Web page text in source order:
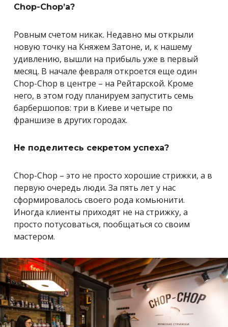
Chop-Chop’а?
Ровным счетом никак. Недавно мы открыли
новую точку на Княжем Затоне, и, к нашему
удивлению, вышли на прибыль уже в первый
месяц. В начале февраля откроется еще один
Chop-Chop в центре – на Рейтарской. Кроме
него, в этом году планируем запустить семь
барбершопов: три в Киеве и четыре по
франшизе в других городах.
Не поделитесь секретом успеха?
Chop-Chop – это не просто хорошие стрижки, а в
первую очередь люди. За пять лет у нас
сформировалось своего рода комьюнити.
Иногда клиенты приходят не на стрижку, а
просто потусоваться, пообщаться со своим
мастером.